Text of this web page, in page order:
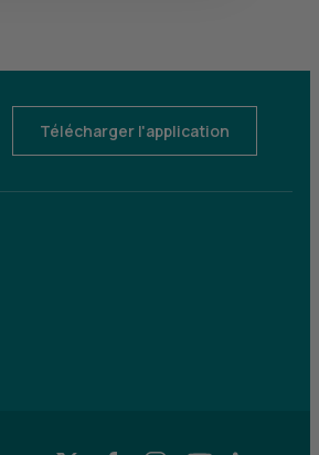
Télécharger l'application